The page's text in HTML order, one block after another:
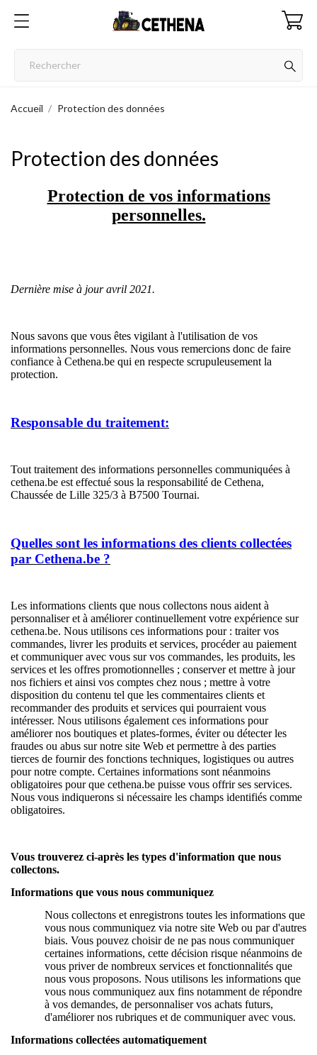
Accueil Protection des données
Protection des données
Protection de vos informations
personnelles.
Dernière mise à jour avril 2021.
Nous savons que vous êtes vigilant à l'utilisation de vos
informations personnelles. Nous vous remercions donc de faire
confiance à Cethena.be qui en respecte scrupuleusement la
protection.
Responsable du traitement:
Tout traitement des informations personnelles communiquées à
cethena.be est effectué sous la responsabilité de Cethena,
Chaussée de Lille 325/3 à B7500 Tournai.
Quelles sont les informations des clients collectées
par Cethena.be ?
Les informations clients que nous collectons nous aident à
personnaliser et à améliorer continuellement votre expérience sur
cethena.be. Nous utilisons ces informations pour : traiter vos
commandes, livrer les produits et services, procéder au paiement
et communiquer avec vous sur vos commandes, les produits, les
services et les offres promotionnelles ; conserver et mettre à jour
nos fichiers et ainsi vos comptes chez nous ; mettre à votre
disposition du contenu tel que les commentaires clients et
recommander des produits et services qui pourraient vous
intéresser. Nous utilisons également ces informations pour
améliorer nos boutiques et plates-formes, éviter ou détecter les
fraudes ou abus sur notre site Web et permettre à des parties
tierces de fournir des fonctions techniques, logistiques ou autres
pour notre compte. Certaines informations sont néanmoins
obligatoires pour que cethena.be puisse vous offrir ses services.
Nous vous indiquerons si nécessaire les champs identifiés comme
obligatoires.
Vous trouverez ci-après les types d'information que nous
collectons.
Informations que vous nous communiquez
Nous collectons et enregistrons toutes les informations que
vous nous communiquez via notre site Web ou par d'autres
biais. Vous pouvez choisir de ne pas nous communiquer
certaines informations, cette décision risque néanmoins de
vous priver de nombreux services et fonctionnalités que
nous vous proposons. Nous utilisons les informations que
vous nous communiquez aux fins notamment de répondre
à vos demandes, de personnaliser vos achats futurs,
d'améliorer nos rubriques et de communiquer avec vous.
Informations collectées automatiquement